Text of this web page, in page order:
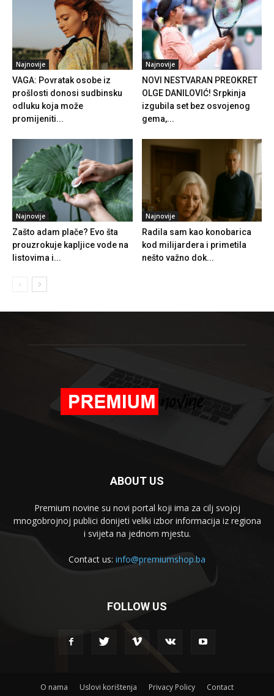
Najnovije
VAGA: Povratak osobe iz
prošlosti donosi sudbinsku
odluku koja može
promijeniti...
Najnovije
NOVI NESTVARAN PREOKRET
OLGE DANILOVIĆ! Srpkinja
izgubila set bez osvojenog
gema,...
Najnovije
Zašto adam plače? Evo šta
prouzrokuje kapljice vode na
listovima i...
Najnovije
Radila sam kao konobarica
kod milijardera i primetila
nešto važno dok...
ABOUT US
Premium novine su novi portal koji ima za cilj svojoj
mnogobrojnoj publici donijeti veliki izbor informacija iz regiona
i svijeta na jednom mjestu.
Contact us: info@premiumshop.ba
FOLLOW US
O nama Uslovi korištenja Privacy Policy Contact